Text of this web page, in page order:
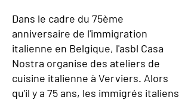
Dans le cadre du 75ème
anniversaire de l'immigration
italienne en Belgique, l'asbl Casa
Nostra organise des ateliers de
cuisine italienne à Verviers. Alors
qu'il y a 75 ans, les immigrés italiens